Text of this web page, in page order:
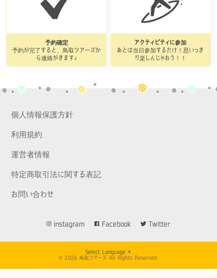
予約確定
予約が完了すると、鳥取ツアーズか
ら連絡がきます♪
アクティビティに参加
あとは当日参加するだけ！思いっき
り楽しんじゃおう！！
個人情報保護方針
利用規約
運営者情報
特定商取引法に関する表記
お問い合わせ
instagram Facebook Twitter
Select Language ▼
© 2026 鳥取ツアーズ All Rights Reserved.